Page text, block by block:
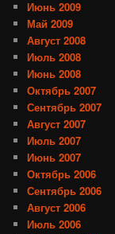
Июнь 2009
Май 2009
Август 2008
Июль 2008
Июнь 2008
Октябрь 2007
Сентябрь 2007
Август 2007
Июль 2007
Июнь 2007
Октябрь 2006
Сентябрь 2006
Август 2006
Июль 2006